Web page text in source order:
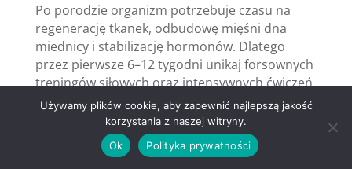
Po porodzie organizm potrzebuje czasu na
regenerację tkanek, odbudowę mięśni dna
miednicy i stabilizację hormonów. Dlatego
przez pierwsze 6–12 tygodni unikaj forsownych
treningów siłowych oraz intensywnych ćwiczeń
wytrzymałościowych.
Bieganie czy mocne treningi aerobowe można
wprowadzać tylko po uzyskaniu zgody lekarza.
Używamy plików cookie, aby zapewnić najlepszą jakość
korzystania z naszej witryny.
Ok
Polityka prywatności